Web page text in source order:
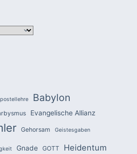
Babylon
Evangelische Allianz
Gehorsam Geistesgaben
Gnade GOTT Heidentum